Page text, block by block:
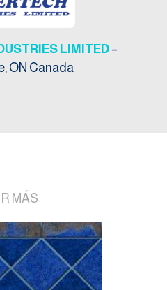
LIMITED–
ON Canada
MÁS